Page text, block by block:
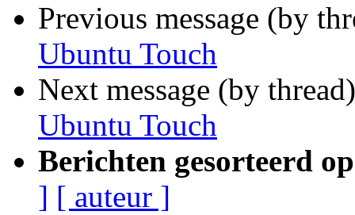
Previous message (by
Ubuntu Touch
Next message (by
Ubuntu Touch
Berichten gesorteerd
] [ auteur ]